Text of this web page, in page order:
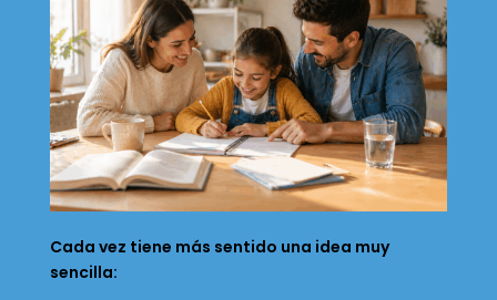
Cada vez tiene más sentido una idea muy
sencilla: